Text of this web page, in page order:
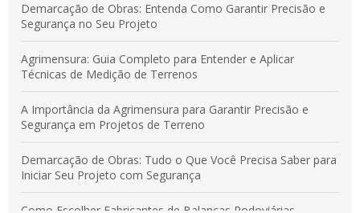
Demarcação de Obras: Entenda Como Garantir Precisão e
Segurança no Seu Projeto
Agrimensura: Guia Completo para Entender e Aplicar
Técnicas de Medição de Terrenos
A Importância da Agrimensura para Garantir Precisão e
Segurança em Projetos de Terreno
Demarcação de Obras: Tudo o Que Você Precisa Saber para
Iniciar Seu Projeto com Segurança